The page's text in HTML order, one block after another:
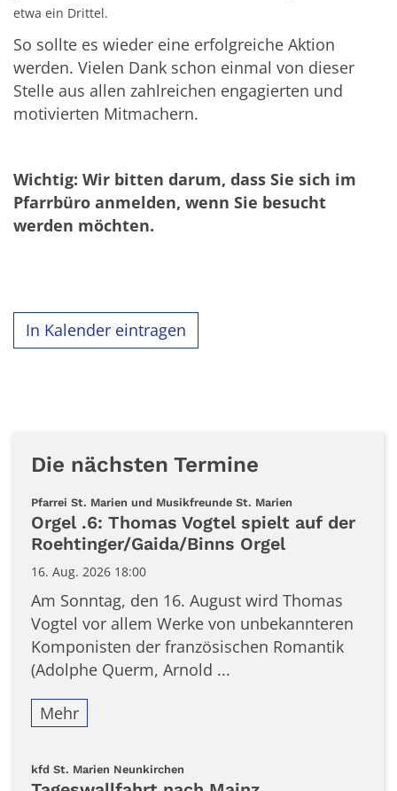
etwa ein Drittel.
So sollte es wieder eine erfolgreiche Aktion
werden. Vielen Dank schon einmal von dieser
Stelle aus allen zahlreichen engagierten und
motivierten Mitmachern.
Wichtig: Wir bitten darum, dass Sie sich im
Pfarrbüro anmelden, wenn Sie besucht
werden möchten.
In Kalender eintragen
Die nächsten Termine
Pfarrei St. Marien und Musikfreunde St. Marien
Orgel .6: Thomas Vogtel spielt auf der
Roehtinger/Gaida/Binns Orgel
16. Aug. 2026 18:00
Am Sonntag, den 16. August wird Thomas
Vogtel vor allem Werke von unbekannteren
Komponisten der französischen Romantik
(Adolphe Querm, Arnold ...
Mehr
kfd St. Marien Neunkirchen